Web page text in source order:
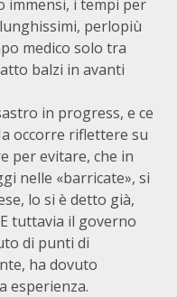
immensi, i tempi per
perlopiù
medico solo tra
balzi in avanti
in progress, e ce
occorre riflettere su
per evitare, che in
nelle «barricate», si
lo si è detto già,
tuttavia il governo
di punti di
ha dovuto
esperienza.